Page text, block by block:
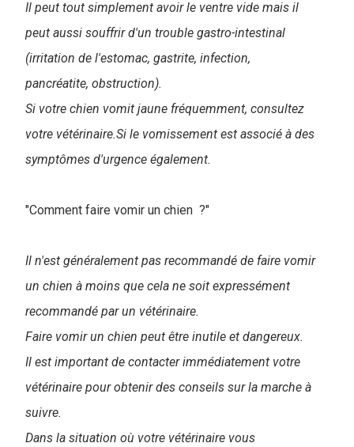
Il peut tout simplement avoir le ventre vide mais il
peut aussi souffrir d'un trouble gastro-intestinal
(irritation de l'estomac, gastrite, infection,
pancréatite, obstruction).
Si votre chien vomit jaune fréquemment, consultez
votre vétérinaire.Si le vomissement est associé à des
symptômes d'urgence également.
"Comment faire vomir un chien ?"
Il n'est généralement pas recommandé de faire vomir
un chien à moins que cela ne soit expressément
recommandé par un vétérinaire.
Faire vomir un chien peut être inutile et dangereux.
Il est important de contacter immédiatement votre
vétérinaire pour obtenir des conseils sur la marche à
suivre.
Dans la situation où votre vétérinaire vous